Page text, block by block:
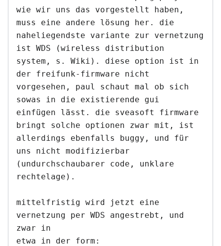
wie wir uns das vorgestellt haben,
muss eine andere lösung her. die
naheliegendste variante zur vernetzung
ist WDS (wireless distribution
system, s. Wiki). diese option ist in
der freifunk-firmware nicht
vorgesehen, paul schaut mal ob sich
sowas in die existierende gui
einfügen lässt. die sveasoft firmware
bringt solche optionen zwar mit, ist
allerdings ebenfalls buggy, und für
uns nicht modifizierbar
(undurchschaubarer code, unklare
rechtelage).
mittelfristig wird jetzt eine
vernetzung per WDS angestrebt, und
zwar in
etwa in der form: